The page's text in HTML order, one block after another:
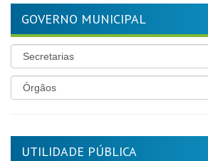
GOVERNO MUNICIPAL
UTILIDADE PÚBLICA